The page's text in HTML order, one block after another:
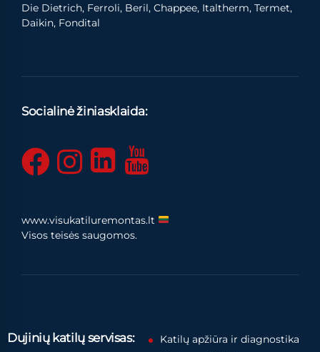
Die Dietrich, Ferroli, Beril, Chappee, Italtherm, Termet,
Daikin, Fondital
Socialinė žiniasklaida:
www.visukatiluremontas.lt
Visos teisės saugomos.
Dujinių katilų servisas:
Katilų apžiūra ir diagnostika